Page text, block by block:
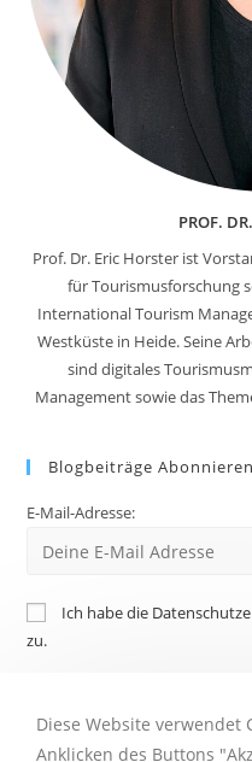
PROF.
Prof. Dr. Eric Horster ist
für Tourismusforschung
International Tourism
Westküste in Heide. Seine
sind digitales
Management sowie das
Blogbeiträge Abonnieren
E-Mail-Adresse:
Ich habe die
zu.
Diese Website verwendet
Anklicken des Buttons